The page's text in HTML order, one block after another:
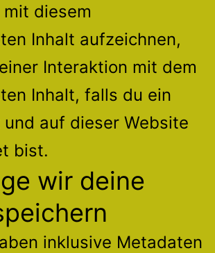
diesem
Inhalt aufzeichnen,
Interaktion mit dem
Inhalt, falls du ein
und auf dieser Website
bist.
wir deine
inklusive Metadaten